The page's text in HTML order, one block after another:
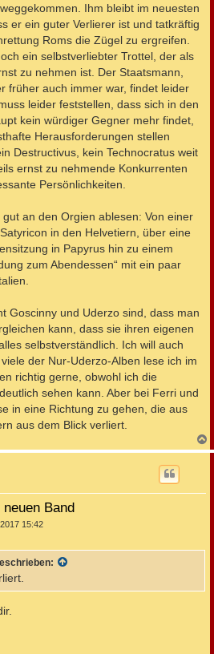
Ihm bleibt im neuesten
er ein guter Verlierer ist und tatkräftig
Roms die Zügel zu ergreifen.
ein selbstverliebter Trottel, der als
zu nehmen ist. Der Staatsmann,
früher auch immer war, findet leider
leider feststellen, dass sich in den
kein würdiger Gegner mehr findet,
Herausforderungen stellen
Destructivus, kein Technocratus weit
ernst zu nehmende Konkurrenten
Persönlichkeiten.
an den Orgien ablesen: Von einer
in den Helvetiern, über eine
in Papyrus hin zu einem
zum Abendessen“ mit ein paar
Goscinny und Uderzo sind, dass man
kann, dass sie ihren eigenen
selbstverständlich. Ich will auch
der Nur-Uderzo-Alben lese ich im
richtig gerne, obwohl ich die
sehen kann. Aber bei Ferri und
in eine Richtung zu gehen, die aus
aus dem Blick verliert.
a
Band
15:42